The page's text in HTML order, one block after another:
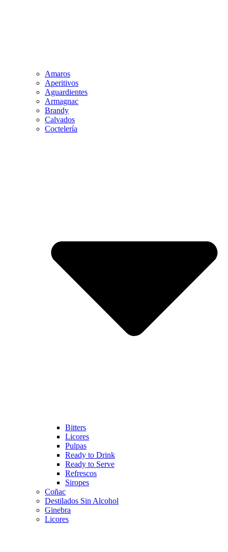
Amaros
Aperitivos
Aguardientes
Armagnac
Brandy
Calvados
Coctelería
Bitters
Licores
Pulpas
Ready to Drink
Ready to Serve
Refrescos
Siropes
Coñac
Destilados Sin Alcohol
Ginebra
Licores